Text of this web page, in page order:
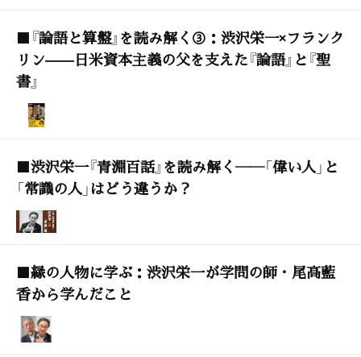
■『論語と算盤』を読み解く③：渋沢栄一×フランク
リン——日米資本主義の父を支えた『論語』と『聖
書』
■渋沢栄一『青淵百話』を読み解く――「偉い人」と
「常識の人」はどう違うか？
■縁の人物に学ぶ：渋沢栄一が学問の師・尾高藍
香から学んだこと